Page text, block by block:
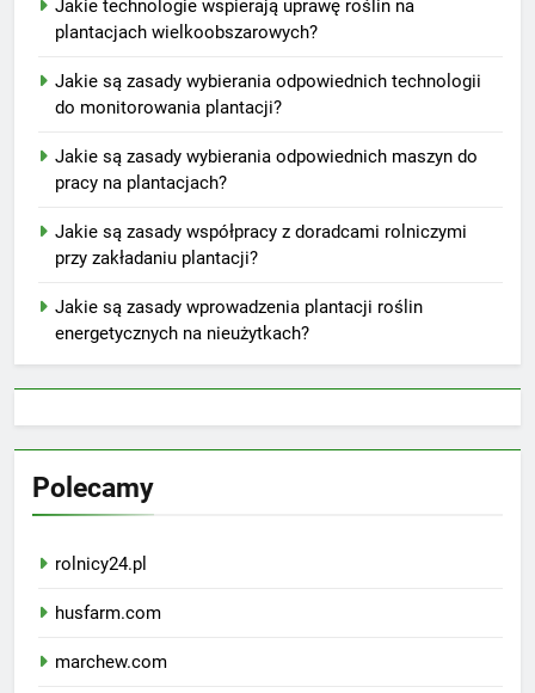
Jakie technologie wspierają uprawę roślin na
plantacjach wielkoobszarowych?
Jakie są zasady wybierania odpowiednich technologii
do monitorowania plantacji?
Jakie są zasady wybierania odpowiednich maszyn do
pracy na plantacjach?
Jakie są zasady współpracy z doradcami rolniczymi
przy zakładaniu plantacji?
Jakie są zasady wprowadzenia plantacji roślin
energetycznych na nieużytkach?
Polecamy
rolnicy24.pl
husfarm.com
marchew.com